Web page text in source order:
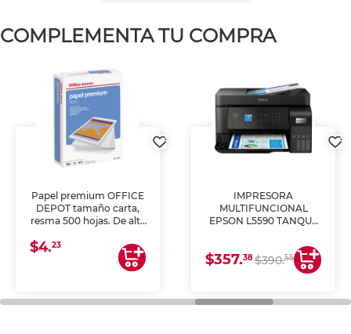
COMPLEMENTA TU COMPRA
Papel premium OFFICE
DEPOT tamaño carta,
resma 500 hojas. De alta
uniforme, ideal para
impresoras de inyección
de tinta y láser,
general de oficina.
$4.23
IMPRESORA
MULTIFUNCIONAL
EPSON L5590 TANQUE
COPIA Y ESCANEA)
$357.38$390.55